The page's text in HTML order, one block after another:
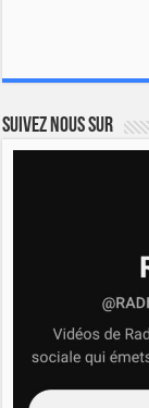
Suivez nous sur